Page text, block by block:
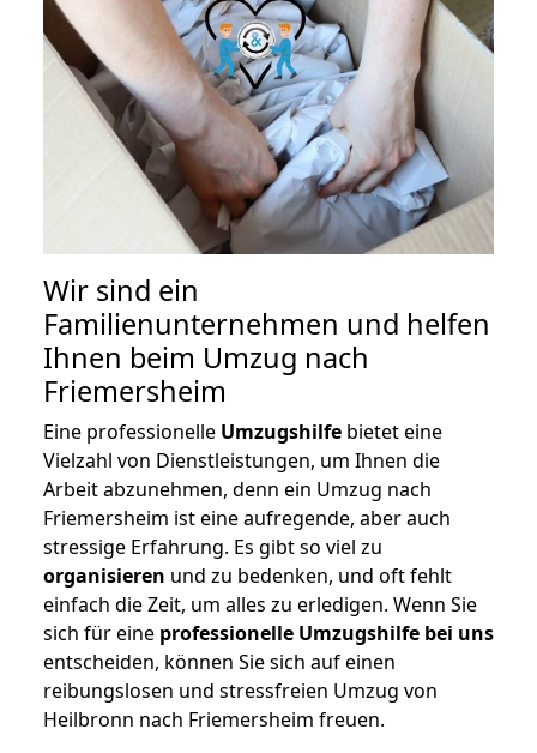
Wir sind ein
Familienunternehmen und helfen
Ihnen beim Umzug nach
Friemersheim
Eine professionelle Umzugshilfe bietet eine
Vielzahl von Dienstleistungen, um Ihnen die
Arbeit abzunehmen, denn ein Umzug nach
Friemersheim ist eine aufregende, aber auch
stressige Erfahrung. Es gibt so viel zu
organisieren und zu bedenken, und oft fehlt
einfach die Zeit, um alles zu erledigen. Wenn Sie
sich für eine professionelle Umzugshilfe bei uns
entscheiden, können Sie sich auf einen
reibungslosen und stressfreien Umzug von
Heilbronn nach Friemersheim freuen.